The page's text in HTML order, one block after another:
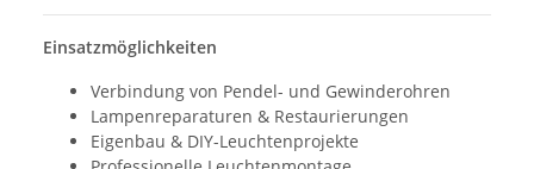
Einsatzmöglichkeiten
Verbindung von Pendel- und Gewinderohren
Lampenreparaturen & Restaurierungen
Eigenbau & DIY-Leuchtenprojekte